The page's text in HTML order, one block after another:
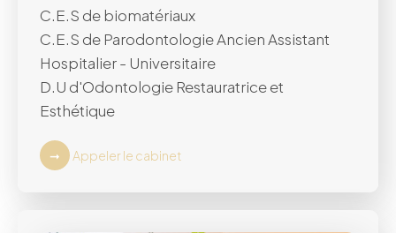
C.E.S de biomatériaux
C.E.S de Parodontologie Ancien Assistant
Hospitalier - Universitaire
D.U d'Odontologie Restauratrice et
Esthétique
Appeler le cabinet